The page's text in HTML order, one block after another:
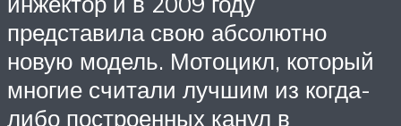
представила свою абсолютно
новую модель. Мотоцикл, который
многие считали лучшим из когда-
либо построенных канул в